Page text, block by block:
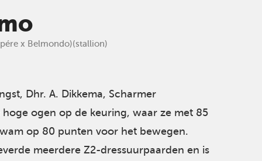
x Belmondo)(stallion)
Dhr. A. Dikkema, Scharmer
ogen op de keuring, waar ze met 85
op 80 punten voor het bewegen.
meerdere Z2-dressuurpaarden en is